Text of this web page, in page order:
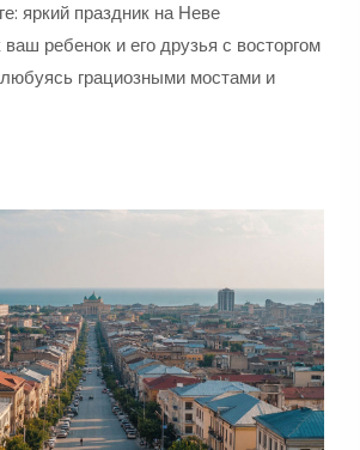
яркий праздник на Неве
ваш ребенок и его друзья с восторгом
грациозными мостами и